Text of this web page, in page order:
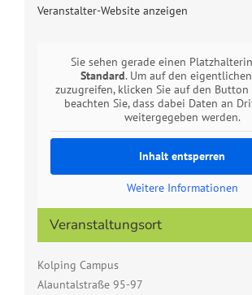
Veranstalter-Website anzeigen
Veranstaltungsort
Kolping Campus
Alauntalstraße 95-97
Sie sehen gerade einen
Standard. Um auf den
zuzugreifen, klicken Sie auf den
beachten Sie, dass dabei Daten an
weitergegeben werden.
Inhalt entsperren
Weitere Informationen